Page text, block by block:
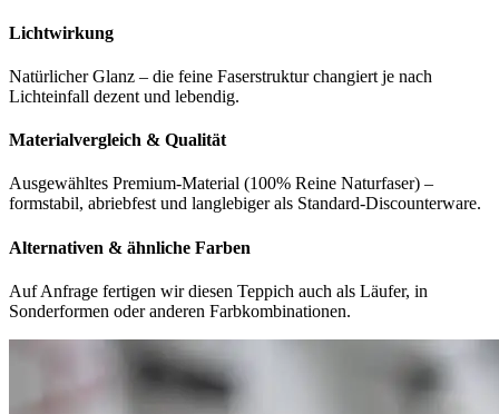
Lichtwirkung
Natürlicher Glanz – die feine Faserstruktur changiert je nach
Lichteinfall dezent und lebendig.
Materialvergleich & Qualität
Ausgewähltes Premium-Material (100% Reine Naturfaser) –
formstabil, abriebfest und langlebiger als Standard-Discounterware.
Alternativen & ähnliche Farben
Auf Anfrage fertigen wir diesen Teppich auch als Läufer, in
Sonderformen oder anderen Farbkombinationen.